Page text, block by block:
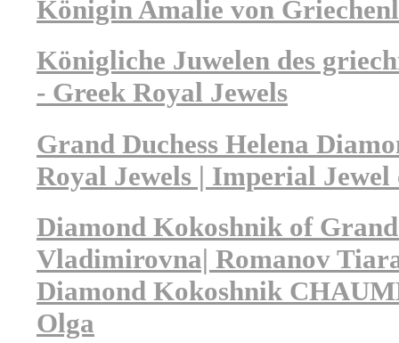
Königin Amalie von
Königliche Juwelen des
- Greek Royal Jewels
Grand Duchess Helena
Royal Jewels | Imperial Jewel
Diamond Kokoshnik of Grand
Vladimirovna| Romanov
Diamond Kokoshnik
Olga